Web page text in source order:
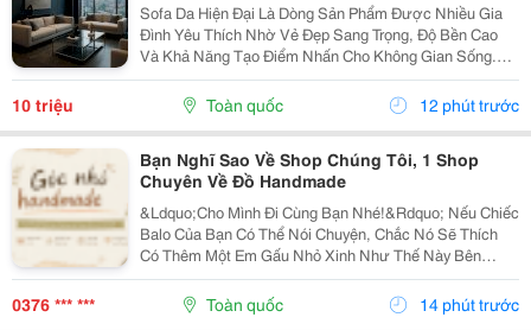
Sofa Da Hiện Đại Là Dòng Sản Phẩm Được Nhiều Gia
Đình Yêu Thích Nhờ Vẻ Đẹp Sang Trọng, Độ Bền Cao
Và Khả Năng Tạo Điểm Nhấn Cho Không Gian Sống.
Với Thiết Kế Tinh Tế Cùng Chất Liệu Da Cao Cấp, Sofa
Không Chỉ Mang Lại Cảm Giác Thoải Mái Mà Còn Thể...
10 triệu Toàn quốc 12 phút trước
Bạn Nghĩ Sao Về Shop Chúng Tôi, 1 Shop
Chuyên Về Đồ Handmade
&Ldquo;Cho Mình Đi Cùng Bạn Nhé!&Rdquo; Nếu Chiếc
Balo Của Bạn Có Thể Nói Chuyện, Chắc Nó Sẽ Thích
Có Thêm Một Em Gấu Nhỏ Xinh Như Thế Này Bên
Cạnh. Từ Những Buổi Đi Học, Đi Làm, Đi Cà Phê Hay
Những Chuyến Đi Chơi Cuối Tuần, Em Móc Khóa Gấu
Bông...
0376 *** *** Toàn quốc 14 phút trước